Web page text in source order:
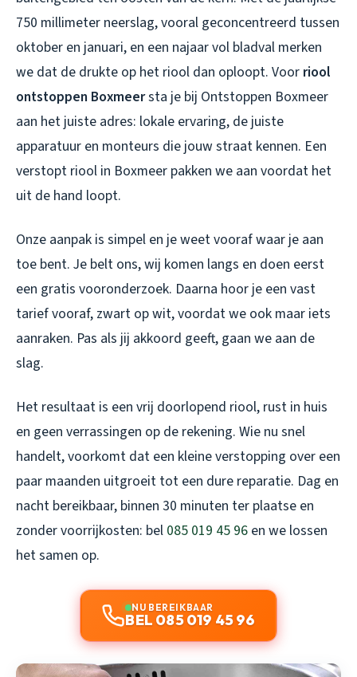
750 millimeter neerslag, vooral geconcentreerd tussen
oktober en januari, en een najaar vol bladval merken
we dat de drukte op het riool dan oploopt. Voor riool
ontstoppen Boxmeersta je bij Ontstoppen Boxmeer
aan het juiste adres: lokale ervaring, de juiste
apparatuur en monteurs die jouw straat kennen. Een
verstopt riool in Boxmeer pakken we aan voordat het
uit de hand loopt.
Onze aanpak is simpel en je weet vooraf waar je aan
toe bent. Je belt ons, wij komen langs en doen eerst
een gratis vooronderzoek. Daarna hoor je een vast
tarief vooraf, zwart op wit, voordat we ook maar iets
aanraken. Pas als jij akkoord geeft, gaan we aan de
slag.
Het resultaat is een vrij doorlopend riool, rust in huis
en geen verrassingen op de rekening. Wie nu snel
handelt, voorkomt dat een kleine verstopping over een
paar maanden uitgroeit tot een dure reparatie. Dag en
nacht bereikbaar, binnen 30 minuten ter plaatse en
zonder voorrijkosten: bel 085 019 45 96 en we lossen
het samen op.
NU BEREIKBAAR
BEL 085 019 45 96